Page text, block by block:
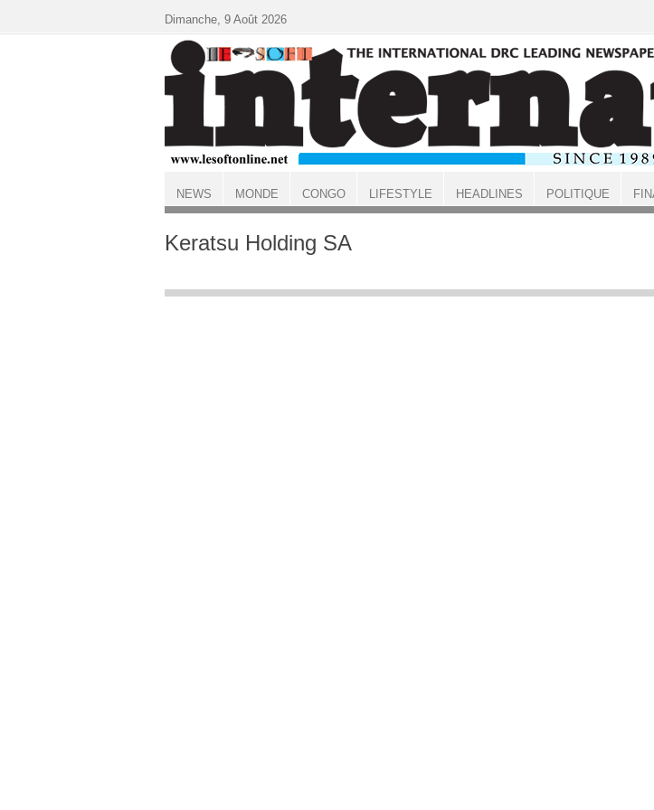
ACCUEIL
Keratsu Holding SA
Dimanche, 9 Août 2026
NEWS MONDE CONGO LIFESTYLE HEADLINES POLITIQUE